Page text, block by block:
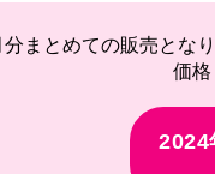
まとめての販売とな
価格
2024